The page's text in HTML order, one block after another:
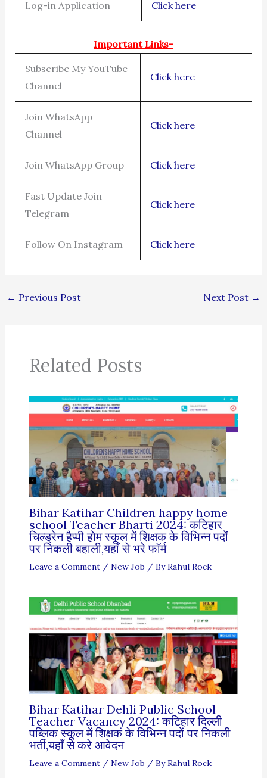
Log-in Application Click here
Important Links-
Subscribe My YouTube
Channel
Click here
Join WhatsApp
Channel
Click here
Join WhatsApp Group Click here
Fast Update Join
Telegram
Click here
Follow On Instagram Click here
← Previous Post Next Post →
Related Posts
Bihar Katihar Children happy home
school Teacher Bharti 2024: कटिहार
चिल्ड्रेन हैप्पी होम स्कूल में शिक्षक के विभिन्न पदों
पर निकली बहाली,यहाँ से भरे फॉर्म
Leave a Comment / New Job / ByRahul Rock
Bihar Katihar Dehli Public School
Teacher Vacancy 2024: कटिहार दिल्ली
पब्लिक स्कूल में शिक्षक के विभिन्न पदों पर निकली
भर्ती,यहाँ से करे आवेदन
Leave a Comment / New Job / ByRahul Rock